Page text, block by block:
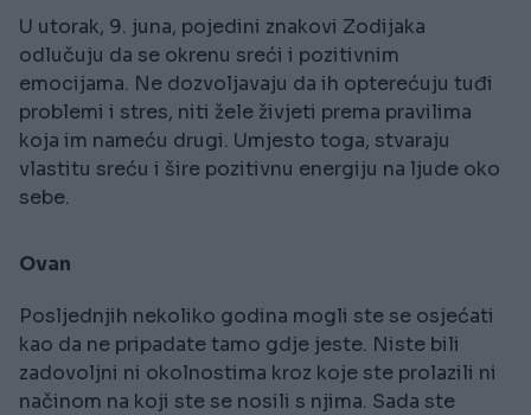
U utorak, 9. juna, pojedini znakovi Zodijaka
odlučuju da se okrenu sreći i pozitivnim
emocijama. Ne dozvoljavaju da ih opterećuju tuđi
problemi i stres, niti žele živjeti prema pravilima
koja im nameću drugi. Umjesto toga, stvaraju
vlastitu sreću i šire pozitivnu energiju na ljude oko
sebe.
Ovan
Posljednjih nekoliko godina mogli ste se osjećati
kao da ne pripadate tamo gdje jeste. Niste bili
zadovoljni ni okolnostima kroz koje ste prolazili ni
načinom na koji ste se nosili s njima. Sada ste